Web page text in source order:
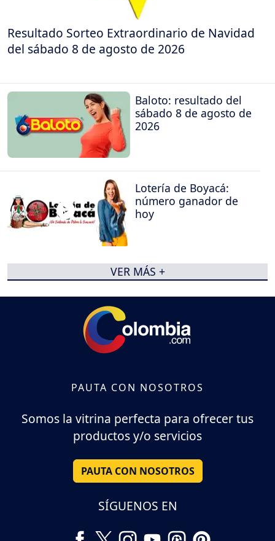
Resultado Sorteo Extraordinario de Navidad
del sábado 8 de agosto de 2026
Baloto: resultado del
sábado 8 de agosto de
2026
Lotería de Boyacá:
número ganador de
hoy
VER MÁS +
PAUTA CON NOSOTROS
Somos la vitrina perfecta para ofrecer tus
productos y/o servicios
PAUTA CON NOSOTROS
SÍGUENOS EN